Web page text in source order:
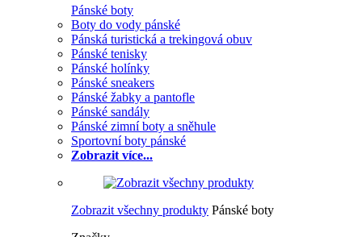
Pánské boty
Boty do vody pánské
Pánská turistická a trekingová obuv
Pánské tenisky
Pánské holínky
Pánské sneakers
Pánské žabky a pantofle
Pánské sandály
Pánské zimní boty a sněhule
Sportovní boty pánské
Zobrazit více...
Zobrazit všechny produkty Pánské boty